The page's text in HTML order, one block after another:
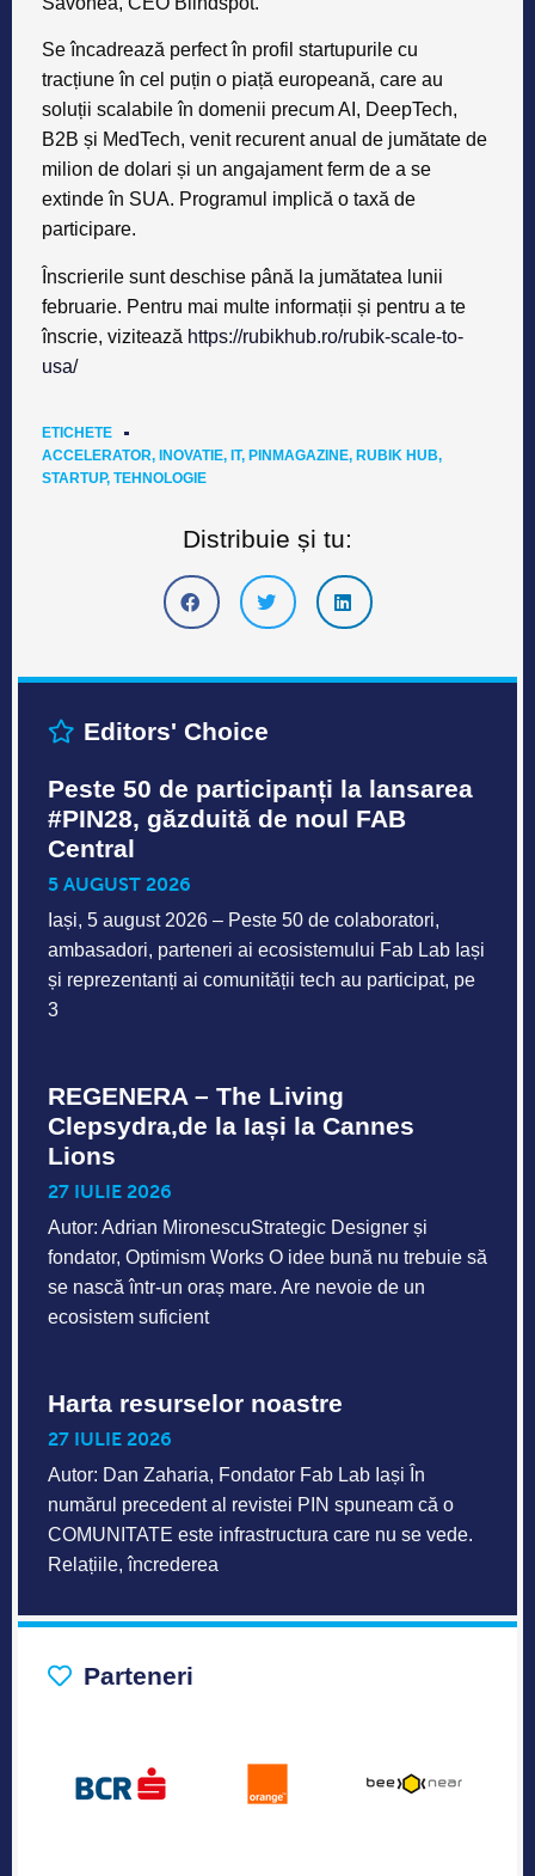
Se încadrează perfect în profil startupurile cu
tracțiune în cel puțin o piață europeană, care au
soluții scalabile în domenii precum AI, DeepTech,
B2B și MedTech, venit recurent anual de jumătate de
milion de dolari și un angajament ferm de a se
extinde în SUA. Programul implică o taxă de
participare.
Înscrierile sunt deschise până la jumătatea lunii
februarie. Pentru mai multe informații și pentru a te
înscrie, vizitează https://rubikhub.ro/rubik-scale-to-
usa/
ETICHETE
ACCELERATOR, INOVATIE, IT, PINMAGAZINE, RUBIK HUB,
STARTUP, TEHNOLOGIE
Distribuie și tu:
Editors' Choice
Peste 50 de participanți la lansarea
#PIN28, găzduită de noul FAB
Central
5 AUGUST 2026
Iași, 5 august 2026 – Peste 50 de colaboratori,
ambasadori, parteneri ai ecosistemului Fab Lab Iași
și reprezentanți ai comunității tech au participat, pe
3
REGENERA – The Living
Clepsydra,de la Iași la Cannes
Lions
27 IULIE 2026
Autor: Adrian MironescuStrategic Designer și
fondator, Optimism Works O idee bună nu trebuie să
se nască într-un oraș mare. Are nevoie de un
ecosistem suficient
Harta resurselor noastre
27 IULIE 2026
Autor: Dan Zaharia, Fondator Fab Lab Iași În
numărul precedent al revistei PIN spuneam că o
COMUNITATE este infrastructura care nu se vede.
Relațiile, încrederea
Parteneri